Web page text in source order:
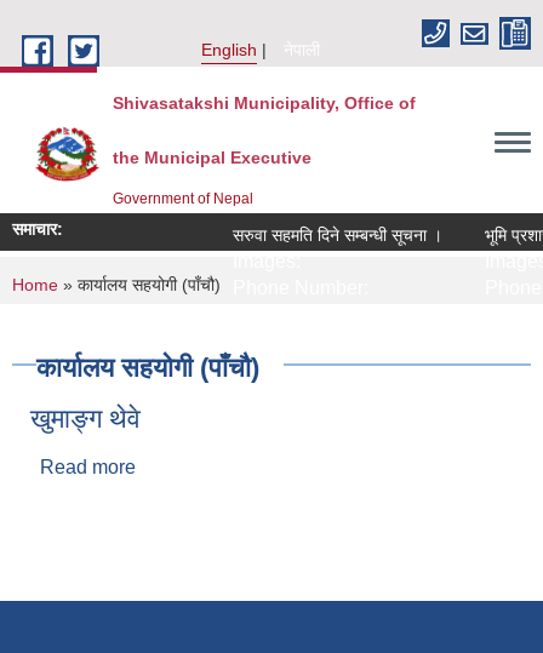
English
नेपाली
Shivasatakshi Municipality, Office of
the Municipal Executive
Government of Nepal
समाचार: सरुवा सहमति दिने सम्बन्धी सूचना । भूमि
You are here
Home » कार्यालय सहयोगी (पाँचौ)
कार्यालय सहयोगी (पाँचौ)
खुमाङ्ग थेवे
Read more